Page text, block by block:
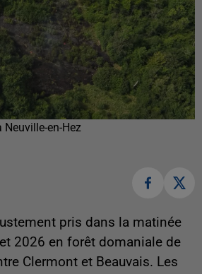
en-Hez
pris dans la matinée
2026 en forêt domaniale de
Clermont et Beauvais. Les